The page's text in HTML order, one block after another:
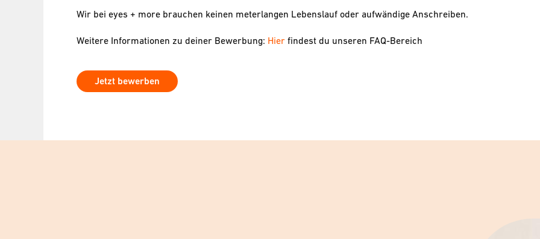
Wir bei eyes + more brauchen keinen meterlangen Lebenslauf oder aufwändige Anschreiben.
Weitere Informationen zu deiner Bewerbung: Hier findest du unseren FAQ-Bereich
Jetzt bewerben